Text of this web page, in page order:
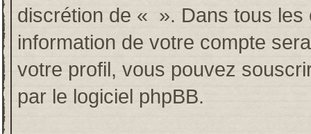
discrétion de « ». Dans tous
information de votre compte
votre profil, vous pouvez
par le logiciel phpBB.